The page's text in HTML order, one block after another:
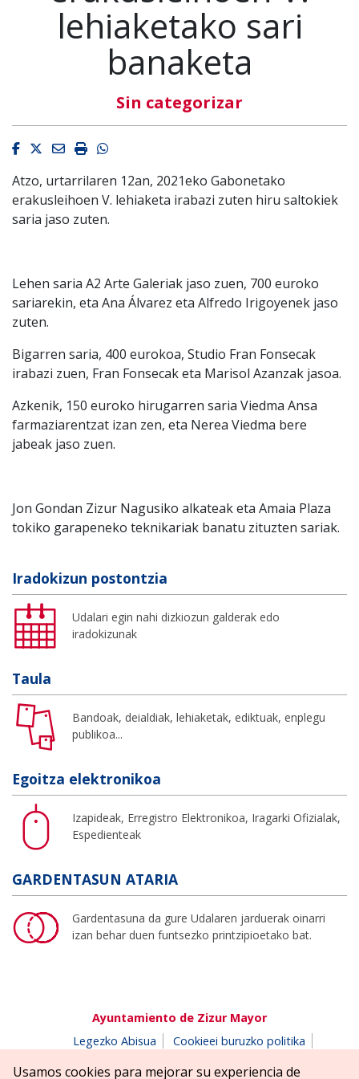
lehiaketako sari
banaketa
Sin categorizar
Facebook
Twitter
EmailImprimirWhatsapp
Atzo, urtarrilaren 12an, 2021eko Gabonetako
erakusleihoen V. lehiaketa irabazi zuten hiru saltokiek
saria jaso zuten.
Lehen saria A2 Arte Galeriak jaso zuen, 700 euroko
sariarekin, eta Ana Álvarez eta Alfredo Irigoyenek jaso
zuten.
Bigarren saria, 400 eurokoa, Studio Fran Fonsecak
irabazi zuen, Fran Fonsecak eta Marisol Azanzak jasoa.
Azkenik, 150 euroko hirugarren saria Viedma Ansa
farmaziarentzat izan zen, eta Nerea Viedma bere
jabeak jaso zuen.
Jon Gondan Zizur Nagusiko alkateak eta Amaia Plaza
tokiko garapeneko teknikariak banatu zituzten sariak.
Iradokizun postontzia
Udalari egin nahi dizkiozun galderak edo
iradokizunak
Taula
Bandoak, deialdiak, lehiaketak, ediktuak, enplegu
publikoa...
Egoitza elektronikoa
Izapideak, Erregistro Elektronikoa, Iragarki Ofizialak,
Espedienteak
GARDENTASUN ATARIA
Gardentasuna da gure Udalaren jarduerak oinarri
izan behar duen funtsezko printzipioetako bat.
Ayuntamiento de Zizur Mayor
Legezko Abisua
Cookieei buruzko politika
Salaketen postontzia
Usamos cookies para mejorar su experiencia de